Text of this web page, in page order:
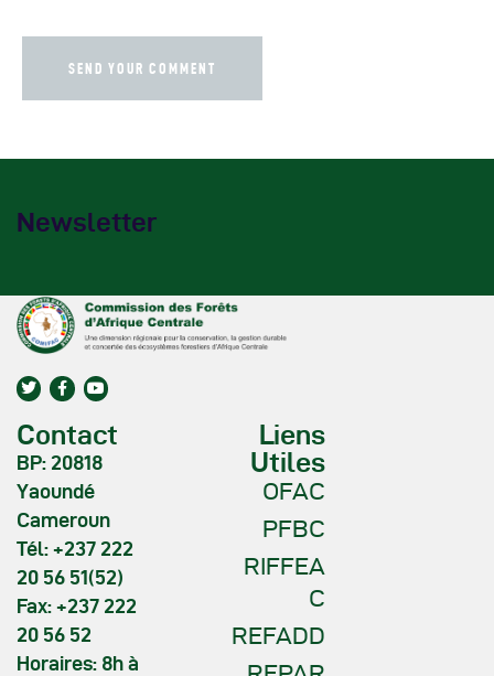
Newsletter
Contact
BP: 20818
Yaoundé
Cameroun
Tél: +237 222
20 56 51(52)
Fax: +237 222
20 56 52
Horaires: 8h à
Liens
Utiles
OFAC
PFBC
RIFFEA
C
REFADD